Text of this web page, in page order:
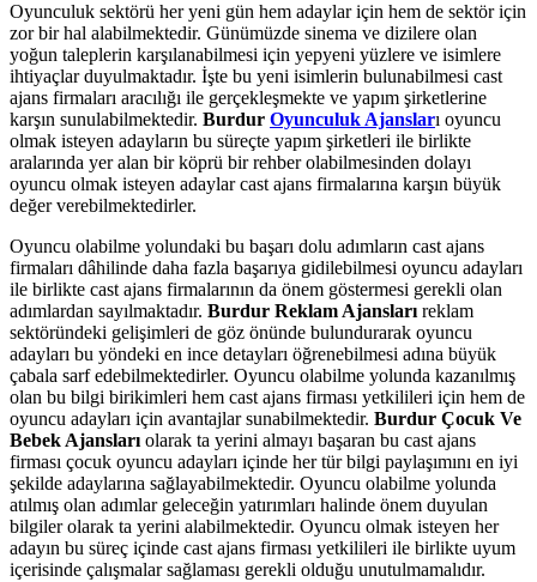
Oyunculuk sektörü her yeni gün hem adaylar için hem de sektör için
zor bir hal alabilmektedir. Günümüzde sinema ve dizilere olan
yoğun taleplerin karşılanabilmesi için yepyeni yüzlere ve isimlere
ihtiyaçlar duyulmaktadır. İşte bu yeni isimlerin bulunabilmesi cast
ajans firmaları aracılığı ile gerçekleşmekte ve yapım şirketlerine
karşın sunulabilmektedir. Burdur Oyunculuk Ajansları oyuncu
olmak isteyen adayların bu süreçte yapım şirketleri ile birlikte
aralarında yer alan bir köprü bir rehber olabilmesinden dolayı
oyuncu olmak isteyen adaylar cast ajans firmalarına karşın büyük
değer verebilmektedirler.
Oyuncu olabilme yolundaki bu başarı dolu adımların cast ajans
firmaları dâhilinde daha fazla başarıya gidilebilmesi oyuncu adayları
ile birlikte cast ajans firmalarının da önem göstermesi gerekli olan
adımlardan sayılmaktadır. Burdur Reklam Ajanslarıreklam
sektöründeki gelişimleri de göz önünde bulundurarak oyuncu
adayları bu yöndeki en ince detayları öğrenebilmesi adına büyük
çabala sarf edebilmektedirler. Oyuncu olabilme yolunda kazanılmış
olan bu bilgi birikimleri hem cast ajans firması yetkilileri için hem de
oyuncu adayları için avantajlar sunabilmektedir. Burdur Çocuk Ve
Bebek Ajanslarıolarak ta yerini almayı başaran bu cast ajans
firması çocuk oyuncu adayları içinde her tür bilgi paylaşımını en iyi
şekilde adaylarına sağlayabilmektedir. Oyuncu olabilme yolunda
atılmış olan adımlar geleceğin yatırımları halinde önem duyulan
bilgiler olarak ta yerini alabilmektedir. Oyuncu olmak isteyen her
adayın bu süreç içinde cast ajans firması yetkilileri ile birlikte uyum
içerisinde çalışmalar sağlaması gerekli olduğu unutulmamalıdır.